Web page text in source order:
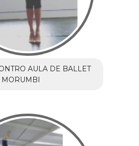
AULA DE BALLET